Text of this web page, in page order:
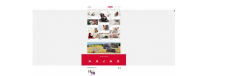
DRZWI I OKNA
KLIMATYZACJA I WENTYLACJA
NIERUCHOMOŚCI, DZIAŁKI